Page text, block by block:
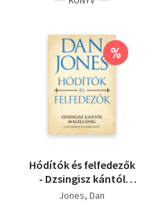
%
Hódítók és felfedezők
- Dzsingisz kántól
Magellánig
Jones, Dan